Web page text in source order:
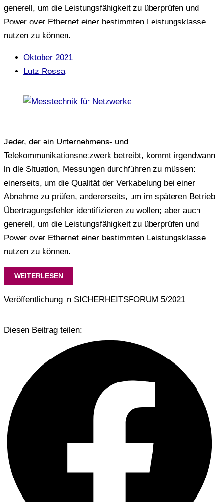
generell, um die Leistungsfähigkeit zu überprüfen und
Power over Ethernet einer bestimmten Leistungsklasse
nutzen zu können.
Oktober 2021
Lutz Rossa
Jeder, der ein Unternehmens- und
Telekommunikationsnetzwerk betreibt, kommt irgendwann
in die Situation, Messungen durchführen zu müssen:
einerseits, um die Qualität der Verkabelung bei einer
Abnahme zu prüfen, andererseits, um im späteren Betrieb
Übertragungsfehler identifizieren zu wollen; aber auch
generell, um die Leistungsfähigkeit zu überprüfen und
Power over Ethernet einer bestimmten Leistungsklasse
nutzen zu können.
WEITERLESEN
Veröffentlichung in SICHERHEITSFORUM 5/2021
Diesen Beitrag teilen: